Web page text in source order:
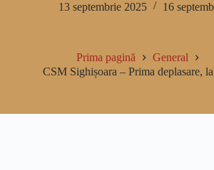
13 septembrie 2025 16
Prima pagină
General
CSM Sighișoara – Prima deplasare,